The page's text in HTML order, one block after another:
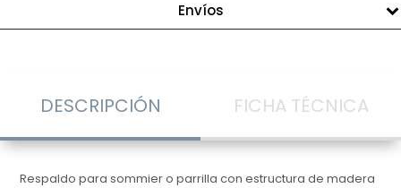
Envíos
DESCRIPCIÓN FICHA TÉCNICA
Respaldo para sommier o parrilla con estructura de madera